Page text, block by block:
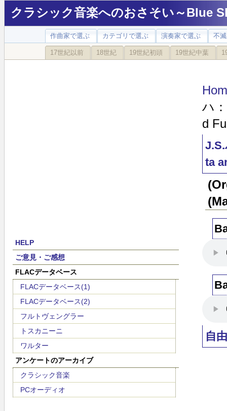
クラシック音楽へのおさそい～Blue
作曲家で選ぶ カテゴリで選ぶ 演奏家で選ぶ 不
17世紀以前 18世紀 19世紀初頭 19世紀中葉
HELP
ご意見・ご感想
FLACデータベース
FLACデータベース(1)
FLACデータベース(2)
フルトヴェングラー
トスカニーニ
ワルター
アンケートのアーカイブ
クラシック音楽
PCオーディオ
ハ
d
ta
自